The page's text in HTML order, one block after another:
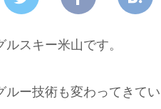
スキー米山です。
ルー技術も変わってきてい